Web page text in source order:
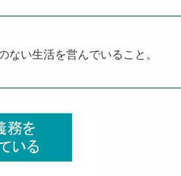
い生活を営んでいること。